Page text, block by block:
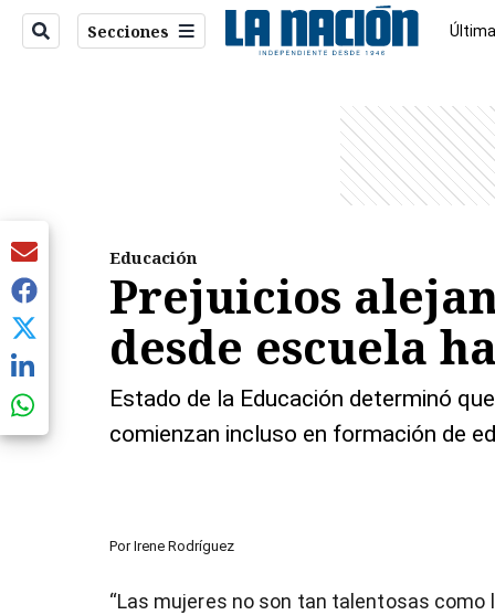
Secciones
Educación
Prejuicios
desde escuela
Estado de la Educación determinó
comienzan incluso en formación de
Por Irene Rodríguez
“Las mujeres no son tan talentosas